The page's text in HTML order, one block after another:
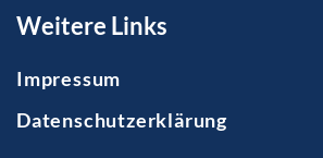
Weitere Links
Impressum
Datenschutzerklärung